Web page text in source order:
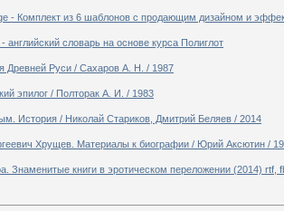
- Комплект из 6 шаблонов с продающим дизайном и
английский словарь на основе курса Полиглот
Древней Руси / Сахаров А. Н. / 1987
эпилог / Полторак А. И. / 1983
История / Николай Стариков, Дмитрий Беляев / 2014
Хрущев. Материалы к биографии / Юрий Аксютин /
Знаменитые книги в эротическом переложении (2014) rtf,